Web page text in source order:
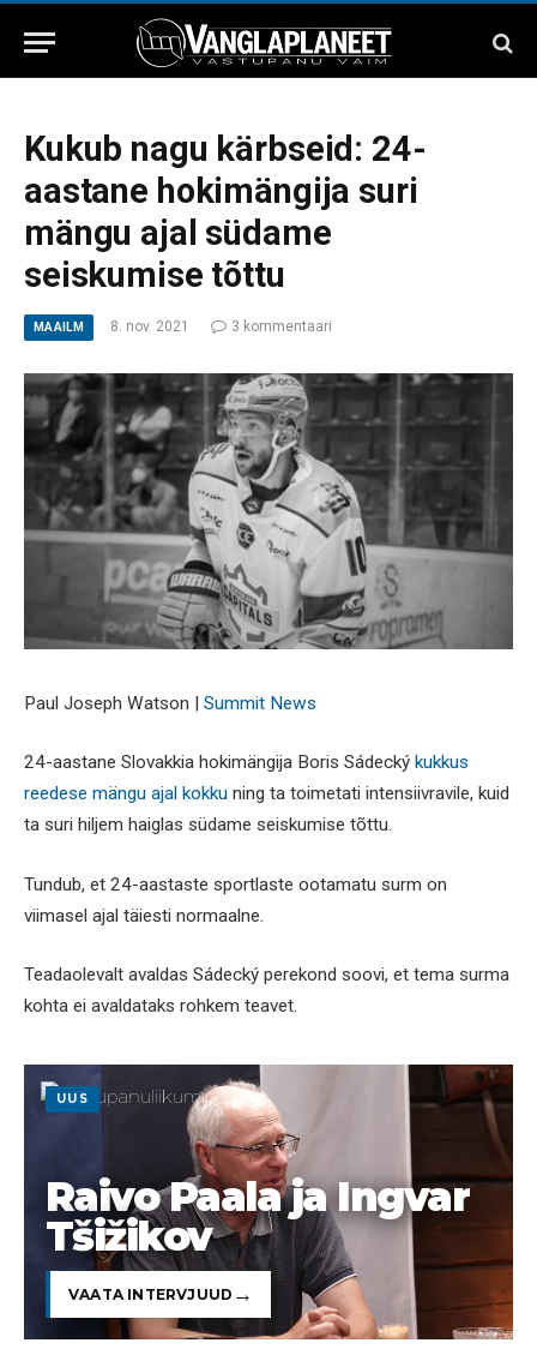
Kukub nagu kärbseid: 24-
aastane hokimängija suri
mängu ajal südame
seiskumise tõttu
MAAILM 8. nov. 2021 3 kommentaari
Paul Joseph Watson | Summit News
24-aastane Slovakkia hokimängija Boris Sádecký kukkus
reedese mängu ajal kokku ning ta toimetati intensiivravile, kuid
ta suri hiljem haiglas südame seiskumise tõttu.
Tundub, et 24-aastaste sportlaste ootamatu surm on
viimasel ajal täiesti normaalne.
Teadaolevalt avaldas Sádecký perekond soovi, et tema surma
kohta ei avaldataks rohkem teavet.
UUS
Raivo Paala ja Ingvar
Tšižikov
VAATA INTERVJUUD